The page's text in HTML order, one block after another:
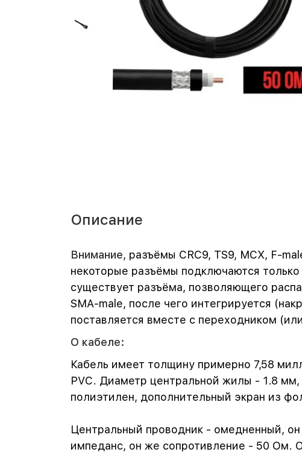
Описание
Внимание, разъёмы CRC9, TS9, MCX, F-
некоторые разъёмы подключаются
существует разъёма, позволяющего
SMA-male, после чего интегрируется
поставляется вместе с переходником
О кабеле:
Кабель имеет толщину примерно 7,58
PVC. Диаметр центральной жилы - 1.8
полиэтилен, дополнительный экран из
Центральный проводник - омедненный,
импеданс, он же сопротивление - 50 Ом.